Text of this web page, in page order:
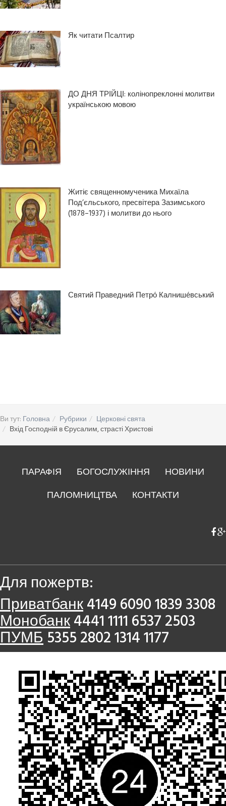
Як читати Псалтир
ДО ДНЯ ТРІЙЦІ: колінопреклонні молитви
українською мовою
Житіє священномученика Михаїла
Под’єльського, пресвітера Зазимського
(1878–1937) і молитви до нього
Святий Праведний Петро́ Калнише́вський
Ви тут: Головна Рубрики
Церковні свята
Вхід Господній в Єрусалим, страсті Христові
ПАРАФІЯ БОГОСЛУЖІННЯ
НОВИНИ
ПАЛОМНИЦТВА
КОНТАКТИ
Для пожертв:
Приватбанк4149 6090 1839 3308
Монобанк4441 1111 6537 2503
ПУМБ5355 2802 1314 1177